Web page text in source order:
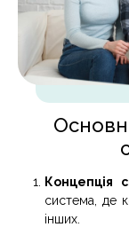
Концепція
система, де
інших.